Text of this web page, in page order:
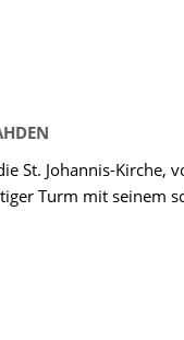
St. Johannis-Kirche,
Turm mit seinem